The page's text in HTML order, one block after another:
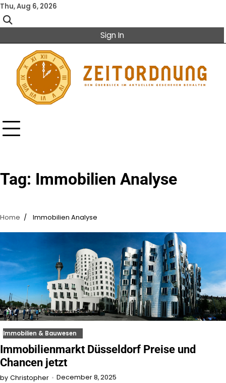
Skip
to
content
Thu, Aug 6, 2026
Sign In
Tag: Immobilien Analyse
Home Immobilien Analyse
Immobilien & Bauwesen
Immobilienmarkt Düsseldorf Preise und
Chancen jetzt
by Christopher December 8, 2025